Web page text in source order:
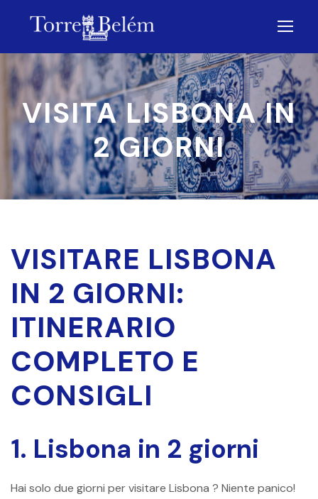
VISITA LISBONA IN
2 GIORNI
VISITARE LISBONA
IN 2 GIORNI:
ITINERARIO
COMPLETO E
CONSIGLI
1. Lisbona in 2 giorni
Hai solo due giorni per visitare Lisbona ? Niente panico!